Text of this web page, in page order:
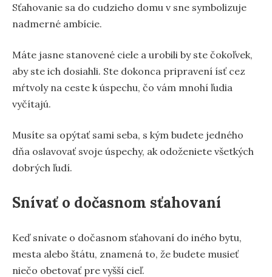
Sťahovanie sa do cudzieho domu v sne symbolizuje
nadmerné ambície.
Máte jasne stanovené ciele a urobili by ste čokoľvek,
aby ste ich dosiahli. Ste dokonca pripravení ísť cez
mŕtvoly na ceste k úspechu, čo vám mnohí ľudia
vyčítajú.
Musíte sa opýtať sami seba, s kým budete jedného
dňa oslavovať svoje úspechy, ak odoženiete všetkých
dobrých ľudí.
Snívať o dočasnom sťahovaní
Keď snívate o dočasnom sťahovaní do iného bytu,
mesta alebo štátu, znamená to, že budete musieť
niečo obetovať pre vyšší cieľ.